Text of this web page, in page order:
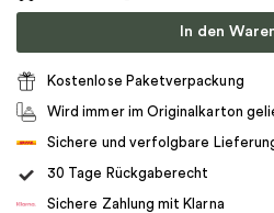
In den
Kostenlose Paketverpackung
Wird immer im Originalkarton
Sichere und verfolgbare
30 Tage Rückgaberecht
Sichere Zahlung mit Klarna